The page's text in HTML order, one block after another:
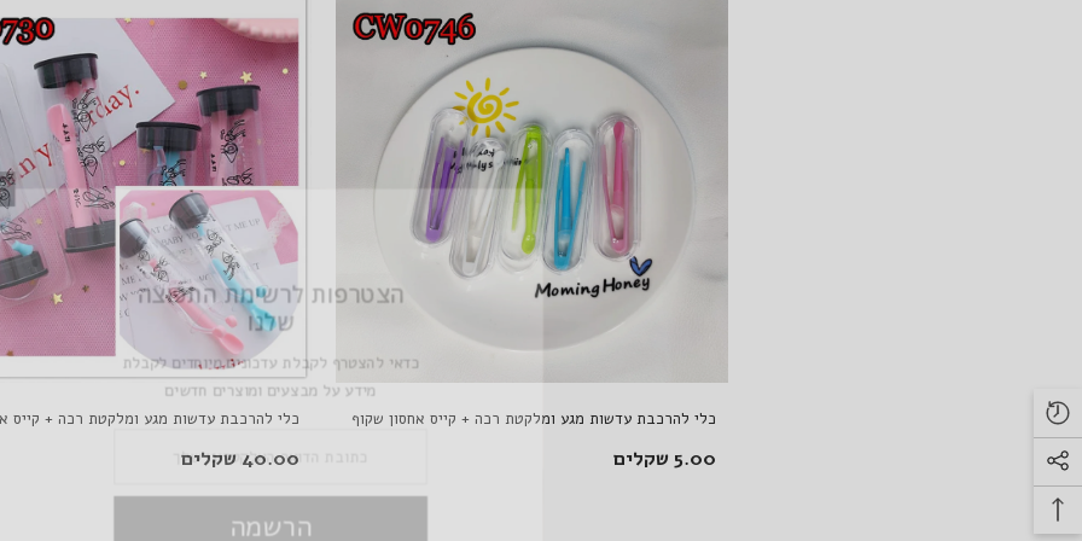
כלי להרכבת עדשות מגע ומלקטת רכה + קייס אחסון שקוף
5.00 שקלים
כלי להרכבת עדשות מגע ומלקטת רכה + קייס
40.00 שקלים
הצטרפות לרשימת התפוצה
שלנו
כדאי להצטרף לקבלת עדכונים מיוחדים לקבלת
מידע על מבצעים ומוצרים חדשים
הרשמה